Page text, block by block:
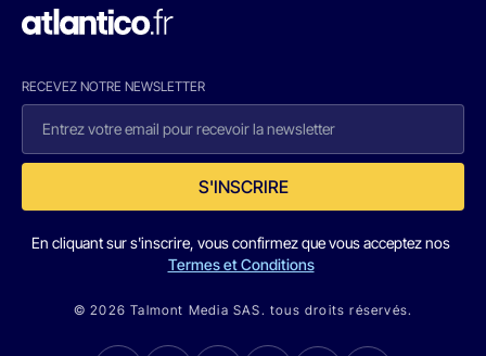
RECEVEZ NOTRE NEWSLETTER
S'INSCRIRE
En cliquant sur s'inscrire, vous confirmez que vous acceptez nos
Termes et Conditions
© 2026 Talmont Media SAS. tous droits réservés.